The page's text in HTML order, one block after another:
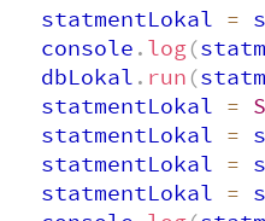
statmentLokal
=
console
. log(
dbLokal
. run (
statmentLokal
=
statmentLokal
=
statmentLokal
=
statmentLokal
=